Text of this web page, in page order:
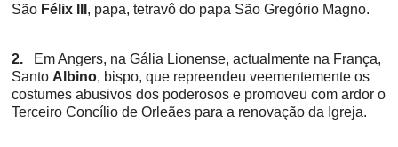
São Félix III , papa, tetravô do papa São Gregório Magno.
2.
Em Angers, na Gália Lionense, actualmente na França,
Santo Albino, bispo, que repreendeu veementemente os
costumes abusivos dos poderosos e promoveu com ardor o
Terceiro Concílio de Orleães para a renovação da Igreja.